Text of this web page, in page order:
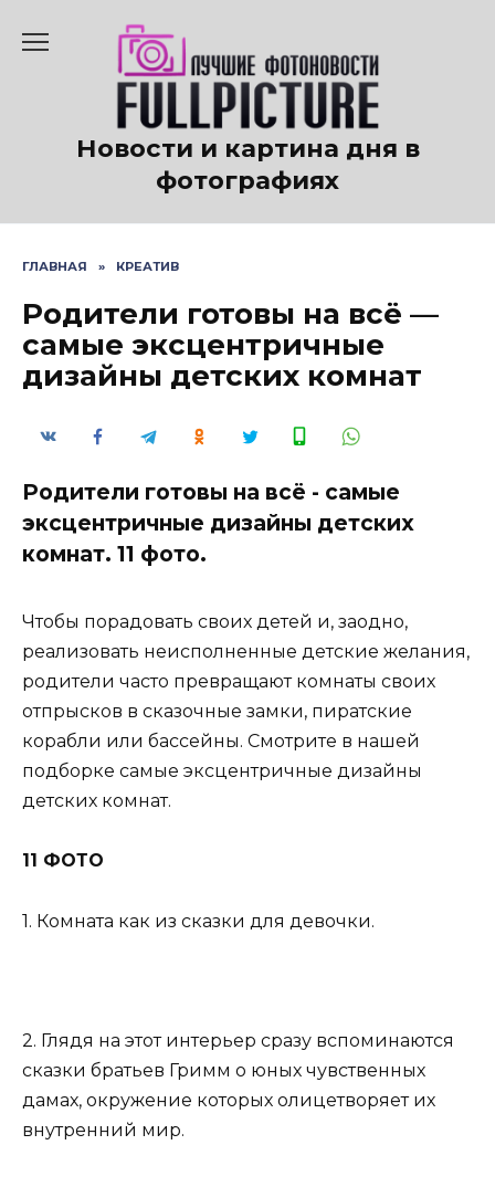
содержанию
Новости и картина дня в
фотографиях
ГЛАВНАЯ » КРЕАТИВ
Родители готовы на всё —
самые эксцентричные
дизайны детских комнат
Родители готовы на всё - самые
эксцентричные дизайны детских
комнат. 11 фото.
Чтобы порадовать своих детей и, заодно,
реализовать неисполненные детские желания,
родители часто превращают комнаты своих
отпрысков в сказочные замки, пиратские
корабли или бассейны. Смотрите в нашей
подборке самые эксцентричные дизайны
детских комнат.
11 ФОТО
1. Комната как из сказки для девочки.
2. Глядя на этот интерьер сразу вспоминаются
сказки братьев Гримм о юных чувственных
дамах, окружение которых олицетворяет их
внутренний мир.